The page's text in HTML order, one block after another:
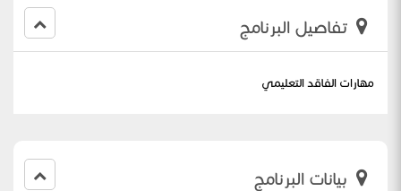
تفاصيل البرنامج
مهارات الفاقد التعليمي
بيانات البرنامج